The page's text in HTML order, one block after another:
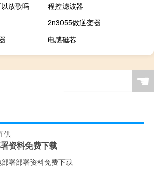
放歌吗
程控滤波器
2n3055做逆变器
电感磁芯
☚
资料免费下载